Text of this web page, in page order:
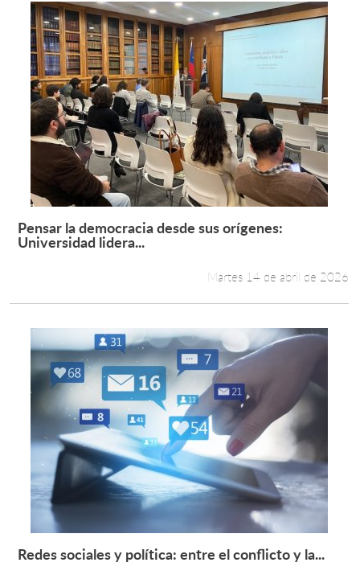
Leer más +
Pensar la democracia desde sus orígenes:
Universidad lidera...
Martes 14 de abril de 2026
Leer más +
Redes sociales y política: entre el conflicto y la...